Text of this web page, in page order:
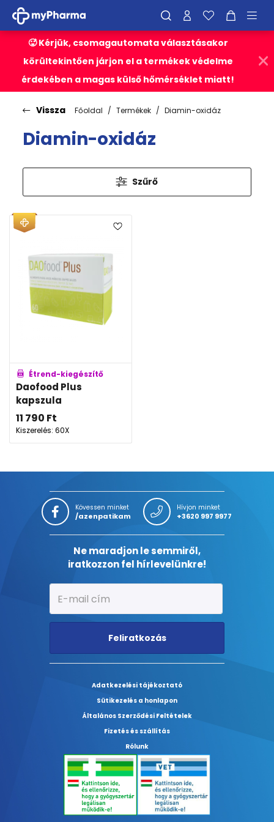
🥵 Kérjük, csomagautomata választásakor
körültekintően járjon el a termékek védelme
érdekében a magas külső hőmérséklet miatt!
Vissza Főoldal Termékek Diamin-oxidáz
Diamin-oxidáz
Szűrő
Étrend-kiegészítő
Daofood Plus
kapszula
11 790 Ft
Kiszerelés: 60X
Kövessen minket
/azenpatikam
Hívjon minket
+3620 997 9977
Ne maradjon le semmiről,
iratkozzon fel hírlevelünkre!
Feliratkozás
Adatkezelési tájékoztató
Sütikezelés a honlapon
Általános Szerződési Feltételek
Fizetés és szállítás
Rólunk